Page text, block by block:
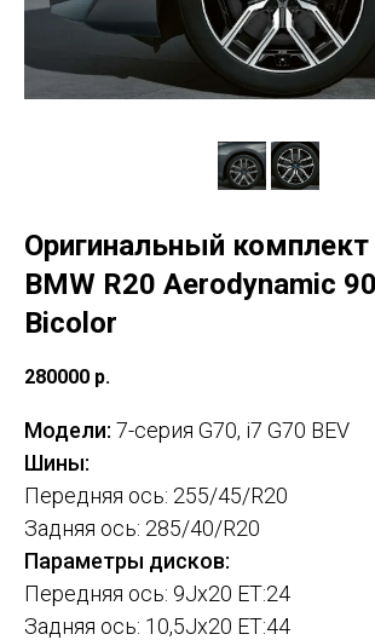
Оригинальный
BMW R20 Aerodynamic
Bicolor
280000 р.
Модели: 7-серия G70, i7 G70 BEV
Шины:
Передняя ось: 255/45/R20
Задняя ось: 285/40/R20
Параметры дисков:
Передняя ось: 9Jx20 ET:24
Задняя ось: 10,5Jx20 ET:44